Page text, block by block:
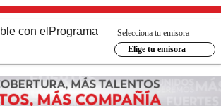
con el Programa
Selecciona tu emisora
Elige tu emisora